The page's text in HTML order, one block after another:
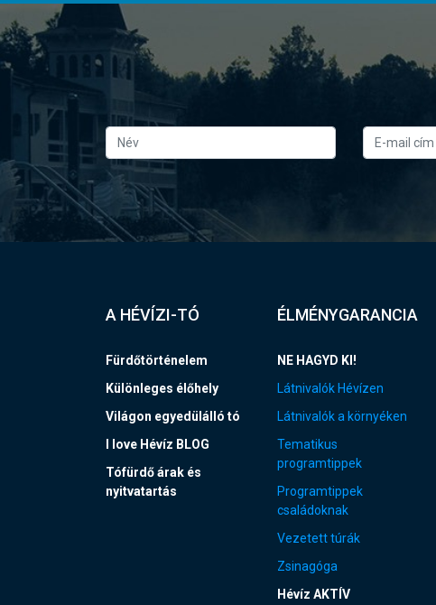
A HÉVÍZI-TÓ
Fürdőtörténelem
Különleges élőhely
Világon egyedülálló tó
I love Hévíz BLOG
Tófürdő árak és
nyitvatartás
ÉLMÉNYGARANCIA
NE HAGYD KI!
Látnivalók Hévízen
Látnivalók a környéken
Tematikus
programtippek
Programtippek
családoknak
Vezetett túrák
Zsinagóga
Hévíz AKTÍV